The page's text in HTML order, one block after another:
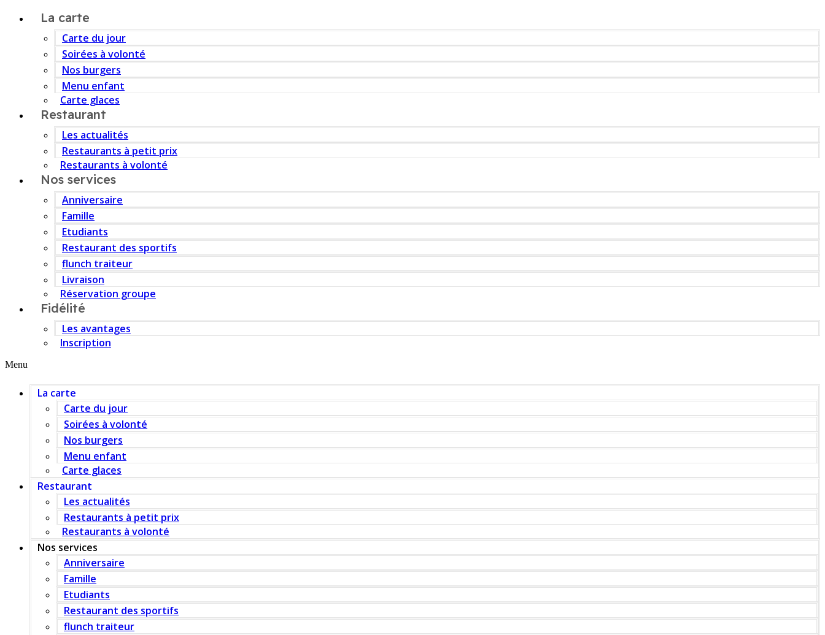
La carte
Carte du jour
Soirées à volonté
Nos burgers
Menu enfant
Carte glaces
Restaurant
Les actualités
Restaurants à petit prix
Restaurants à volonté
Nos services
Anniversaire
Famille
Etudiants
Restaurant des sportifs
flunch traiteur
Livraison
Réservation groupe
Fidélité
Les avantages
Inscription
Menu
La carte
Carte du jour
Soirées à volonté
Nos burgers
Menu enfant
Carte glaces
Restaurant
Les actualités
Restaurants à petit prix
Restaurants à volonté
Nos services
Anniversaire
Famille
Etudiants
Restaurant des sportifs
flunch traiteur